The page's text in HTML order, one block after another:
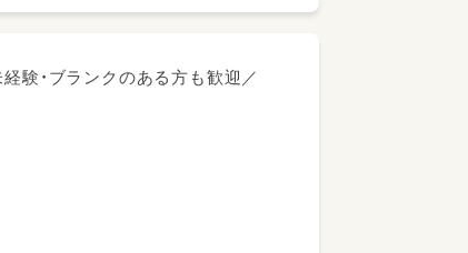
験・ブランクのある方も歓迎／